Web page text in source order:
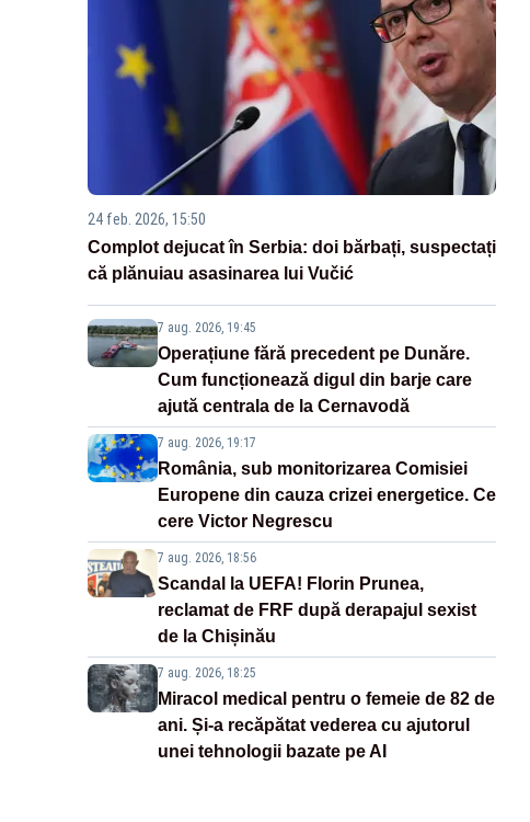
24 feb. 2026, 15:50
Complot dejucat în Serbia: doi bărbați, suspectați
că plănuiau asasinarea lui Vučić
7 aug. 2026, 19:45
Operațiune fără precedent pe Dunăre.
Cum funcționează digul din barje care
ajută centrala de la Cernavodă
7 aug. 2026, 19:17
România, sub monitorizarea Comisiei
Europene din cauza crizei energetice. Ce
cere Victor Negrescu
7 aug. 2026, 18:56
Scandal la UEFA! Florin Prunea,
reclamat de FRF după derapajul sexist
de la Chișinău
7 aug. 2026, 18:25
Miracol medical pentru o femeie de 82 de
ani. Și-a recăpătat vederea cu ajutorul
unei tehnologii bazate pe AI